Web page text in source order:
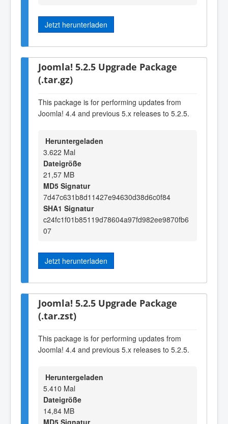
Jetzt herunterladen
Joomla! 5.2.5 Upgrade Package
(.tar.gz)
This package is for performing updates from
Joomla! 4.4 and previous 5.x releases to 5.2.5.
Heruntergeladen
3.622 Mal
Dateigröße
21,57 MB
MD5 Signatur
7d47c631b8d11427e94630d38d6c0f84
SHA1 Signatur
c24fc1f01b85119d78604a97fd982ee9870fb6
07
Jetzt herunterladen
Joomla! 5.2.5 Upgrade Package
(.tar.zst)
This package is for performing updates from
Joomla! 4.4 and previous 5.x releases to 5.2.5.
Heruntergeladen
5.410 Mal
Dateigröße
14,84 MB